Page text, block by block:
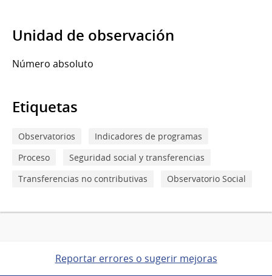
Unidad de observación
Número absoluto
Etiquetas
Observatorios
Indicadores de programas
Proceso
Seguridad social y transferencias
Transferencias no contributivas
Observatorio Social
Reportar errores o sugerir mejoras